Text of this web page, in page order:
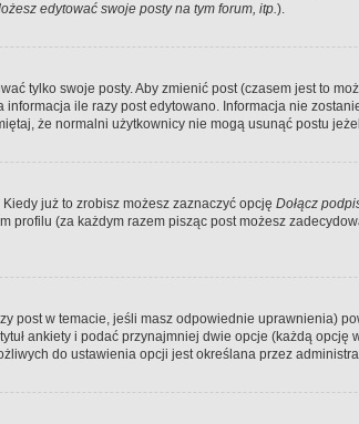
edytować swoje posty na tym forum, itp.).
tylko swoje posty. Aby zmienić post (czasem jest to
ile razy post edytowano. Informacja nie
że normalni użytkownicy nie mogą usunąć postu
już to zrobisz możesz zaznaczyć opcję Dołącz
(za każdym razem pisząc post możesz
post w temacie, jeśli masz odpowiednie uprawnienia)
ankiety i podać przynajmniej dwie opcje (każdą
do ustawienia opcji jest określana przez